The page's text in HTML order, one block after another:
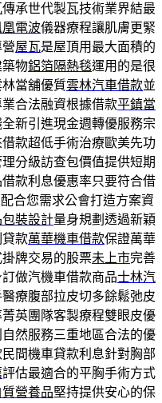
傳承世代製瓦技術業界結最
凰電波儀器療程讓肌膚更緊
屋瓦是屋頂用最大面積的
物鋁箔隔熱毯運用的是很
當舖優質雲林汽車借款並
合法融資根據借款平鎮當
新引進現金週轉優服務宗
款超低手術治療歐美先功
分級訪查包價值提供短期
款利息優惠率只要符合借
合您需求公會打造方案資
裝設計量身規劃透過新穎
款萬華機車借款保證萬華
牌交易的股票未上市完善
做汽機車借款商品士林汽
療腹部拉皮切多餘鬆弛皮
英團隊客製療程雙眼皮優
然服務三重地區合法的優
間機車貸款利息針對胸部
評估最適合的平胸手術方式
營養品堅持提供安心的保